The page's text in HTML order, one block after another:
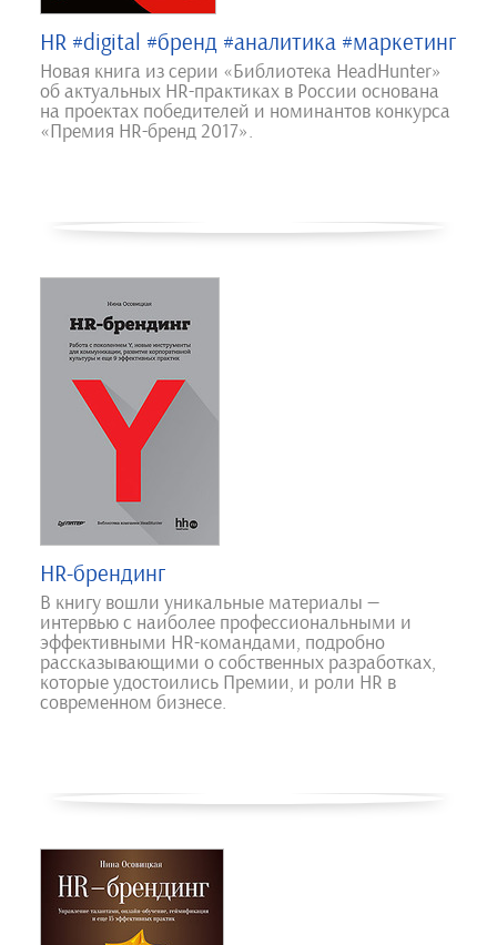
HR #digital #бренд #аналитика #маркетинг
Новая книга из серии «Библиотека HeadHunter»
об актуальных HR-практиках в России основана
на проектах победителей и номинантов конкурса
«Премия HR-бренд 2017».
HR-брендинг
В книгу вошли уникальные материалы —
интервью с наиболее профессиональными и
эффективными HR-командами, подробно
рассказывающими о собственных разработках,
которые удостоились Премии, и роли HR в
современном бизнесе.